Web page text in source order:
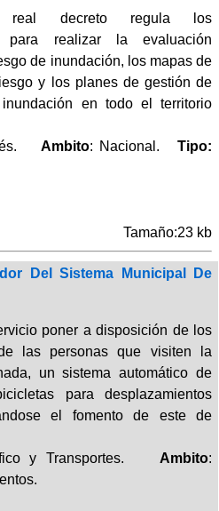
real decreto regula los
para realizar la evaluación
de inundación, los mapas de
y los planes de gestión de
en todo el territorio
Ambito: Nacional.Tipo:
Tamaño:23 kb
Del Sistema Municipal De
poner a disposición de los
las personas que visiten la
un sistema automático de
para desplazamientos
el fomento de este de
y Transportes. Ambito: